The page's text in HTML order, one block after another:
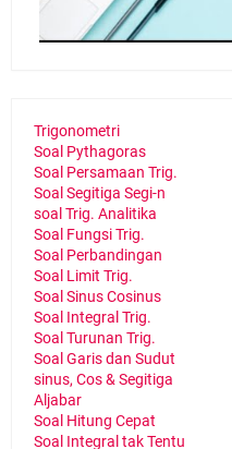
Trigonometri
Soal Pythagoras
Soal Persamaan Trig.
Soal Segitiga Segi-n
soal Trig. Analitika
Soal Fungsi Trig.
Soal Perbandingan
Soal Limit Trig.
Soal Sinus Cosinus
Soal Integral Trig.
Soal Turunan Trig.
Soal Garis dan Sudut
sinus, Cos & Segitiga
Aljabar
Soal Hitung Cepat
Soal Integral tak Tentu